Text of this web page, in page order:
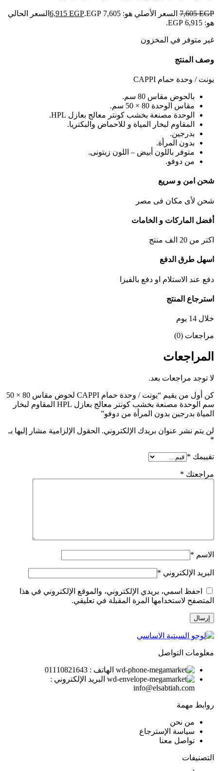
7,605EGP السعر الأصلي هو: 7,605 EGP. 6,915 EGP
السعر الحالي
هو: 6,915 EGP.
غير متوفر في المخزون
وصف المنتج
يونت / وحدة حمام CAPPI
بالحوض مقاس 80 سم.
مقاس الوحدة 80 × 50 سم.
الوحدة مصنعة بخشب كونتر معالج بعازل HPL.
المقاوم لبخار المياة و للاحماض والبكتريا.
بدرجين.
بدون المرأة.
متوفر باللون أبيض – اللون زيتونى.
من دوفو.
شحن امن و سريع
شحن لأى مكان فى مصر
أفضل الماركات و الخامات
اكتر من 20 الف منتج
اسهل طرق الدفع
دفع عند الاستلام او دفع بالفيزا
استرجاع المنتج
خلال 14 يوم
مراجعات (0)
المراجعات
لا توجد مراجعات بعد.
كن أول من يقيم “يونت / وحدة حمام CAPPI لحوض مقاس 80 × 50
سم الوحدة مصنعة بخشب كونتر معالج بعازل HPL المقاوم لبخار
المياة بدرجين بدون المرأة من دوفو”
لن يتم نشر عنوان بريدك الإلكتروني. الحقول الإلزامية مشار إليها بـ
*
تقييمك *
مراجعتك *
الاسم *
البريد الإلكتروني *
احفظ اسمي، بريدي الإلكتروني، والموقع الإلكتروني في هذا
المتصفح لاستخدامها المرة المقبلة في تعليقي.
معلومات التواصل
الهاتف : 01110821643
البريد الإلكتروني :
info@elsabtiah.com
روابط مهمة
من نحن
سياسة الإسترجاع
تواصل معنا
التصنيفات